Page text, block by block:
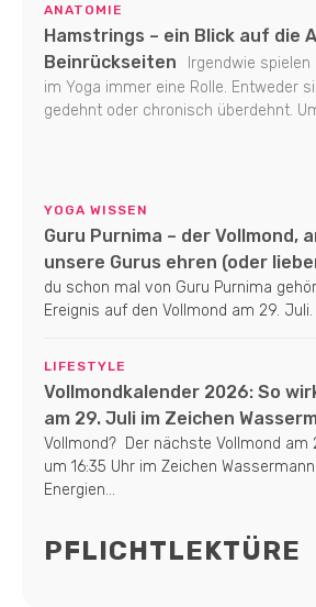
ANATOMIE
Hamstrings – ein Blick auf die
Beinrückseiten
Irgendwie
im Yoga immer eine Rolle. Entweder
gedehnt oder chronisch überdehnt.
YOGA WISSEN
Guru Purnima – der Vollmond,
unsere Gurus ehren (oder
du schon mal von Guru Purnima
Ereignis auf den Vollmond am 29. Juli.
LIFESTYLE
Vollmondkalender 2026: So
am 29. Juli im Zeichen
Vollmond? Der nächste Vollmond
um 16:35 Uhr im Zeichen
Energien...
PFLICHTLEKTÜRE